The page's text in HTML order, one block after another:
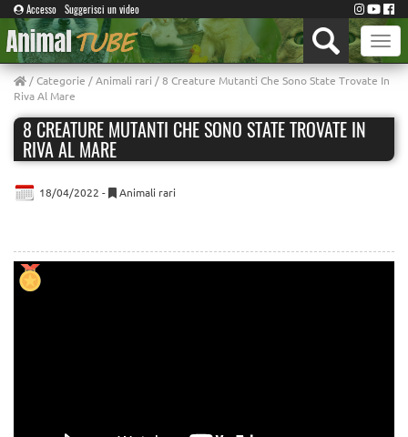
Accesso Suggerisci un video
Toggle
/Categorie /Animali rari / 8 Creature Mutanti Che Sono State Trovate In
Riva Al Mare
8 CREATURE MUTANTI CHE SONO STATE TROVATE IN
RIVA AL MARE
18/04/2022 - Animali rari